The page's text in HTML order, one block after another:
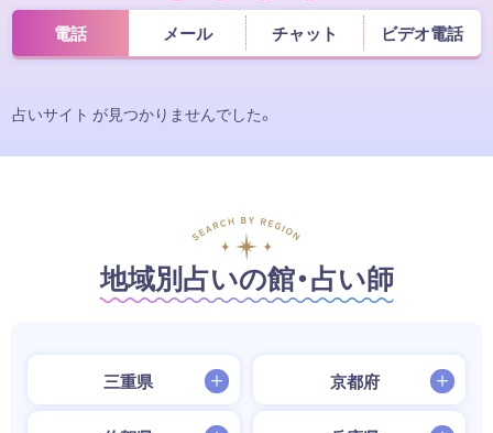
電話 メール チャット ビデオ電話
占いサイト が見つかりませんでした。
地域別占いの館・占い師
三重県 京都府